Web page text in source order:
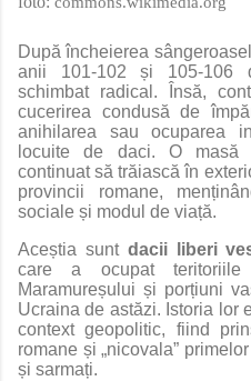
După încheierea
anii 101-102 și 105-106
schimbat radical. Însă,
cucerirea condusă de
anihilarea sau ocuparea
locuite de daci. O masă
continuat să trăiască în
provincii romane,
sociale și modul de viață.
Aceștia sunt dacii liberi
care a ocupat
Maramureșului și porțiuni
Ucraina de astăzi. Istoria lor
context geopolitic, fiind
romane și „nicovala”
și sarmați.